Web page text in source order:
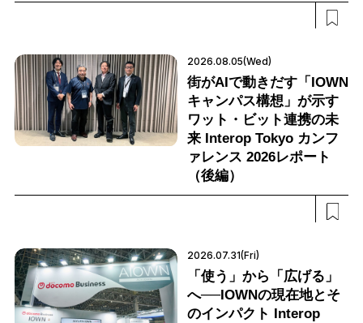
2026.08.05(Wed)
街がAIで動きだす「IOWN
キャンパス構想」が示す
ワット・ビット連携の未
来 Interop Tokyo カンフ
ァレンス 2026レポート
（後編）
2026.07.31(Fri)
「使う」から「広げる」
へ──IOWNの現在地とそ
のインパクト Interop